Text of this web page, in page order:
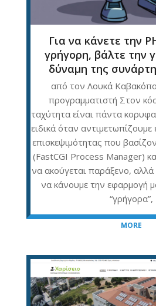
Για να κάνετε την
γρήγορη, βάλτε την
δύναμη της
από τον Λουκά
προγραμματιστή Στον
ταχύτητα είναι πάντα
ειδικά όταν
επισκεψιμότητας που
(FastCGI Process Manager)
να ακούγεται παράξενο, αλλά
να κάνουμε την εφαρμογή
“γρήγορα”,
MORE